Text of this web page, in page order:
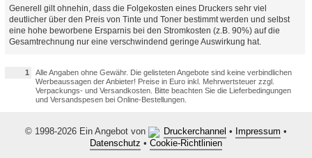
Generell gilt ohnehin, dass die Folgekosten eines Druckers sehr viel
deutlicher über den Preis von Tinte und Toner bestimmt werden und selbst
eine hohe beworbene Ersparnis bei den Stromkosten (z.B. 90%) auf die
Gesamtrechnung nur eine verschwindend geringe Auswirkung hat.
1
Alle Angaben ohne Gewähr. Die gelisteten Angebote sind keine verbindlichen
Werbeaussagen der Anbieter! Preise in Euro inkl. Mehrwertsteuer zzgl.
Verpackungs- und Versandkosten. Bitte beachten Sie die Lieferbedingungen
und Versandspesen bei Online-Bestellungen.
© 1998-2026 Ein Angebot von Druckerchannel • Impressum •
Datenschutz • Cookie-Richtlinien